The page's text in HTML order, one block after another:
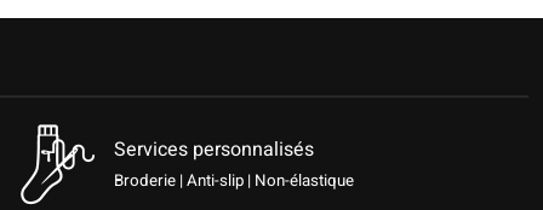
Services personnalisés
Broderie | Anti-slip | Non-élastique